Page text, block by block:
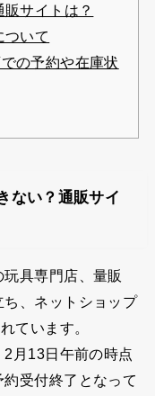
サイトは？
ついて
の予約や在庫状
ない？通販サイ
玩具専門店、量販
、ネットショップ
ています。
月13日午前の時点
受付終了となって